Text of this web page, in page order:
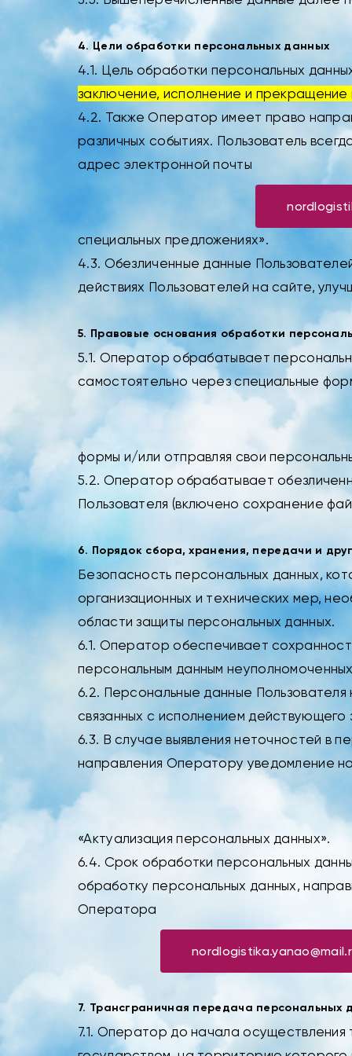
4. Цели обработки персональных данных
4.1. Цель обработки персональных
заключение, исполнение и
4.2. Также Оператор имеет право
различных событиях. Пользователь
адрес электронной почты
специальных предложениях».
4.3. Обезличенные данные
действиях Пользователей на сайте,
5. Правовые основания обработки
5.1. Оператор обрабатывает
самостоятельно через специальные
формы и/или отправляя свои
5.2. Оператор обрабатывает
Пользователя (включено сохранение
6. Порядок сбора, хранения, передачи и
Безопасность персональных данных,
организационных и технических мер,
области защиты персональных данных.
6.1. Оператор обеспечивает
персональным данным
6.2. Персональные данные Пользователя
связанных с исполнением действующего
6.3. В случае выявления неточностей в
направления Оператору уведомление
«Актуализация персональных данных».
6.4. Срок обработки персональных
обработку персональных данных,
Оператора
7. Трансграничная передача персональных
7.1. Оператор до начала осуществления